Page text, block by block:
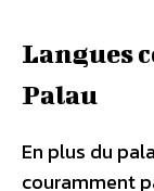
Langues
Palau
En plus du
couramment